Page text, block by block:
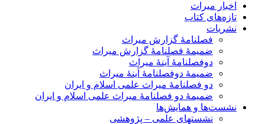
اخبار میراث
تازه‌های کتاب
نشریات
فصلنامۀ گزارش میراث
ضمیمۀ فصلنامۀ گزارش میراث
دوفصلنامۀ آینۀ میراث
ضمیمۀ دوفصلنامۀ آینۀ میراث
دو فصلنامۀ میراث علمی اسلام و ایران
ضمیمۀ دو فصلنامۀ میراث علمی اسلام و ایران
نشست‌ها و همایش‌ها
نشستهای علمی – پژوهشی